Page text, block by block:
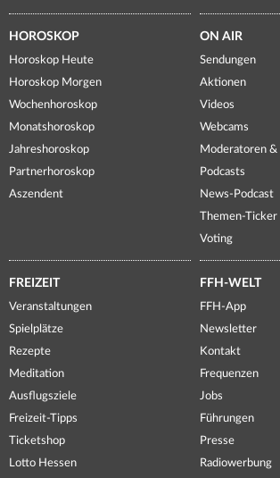
HOROSKOP
Horoskop Heute
Horoskop Morgen
Wochenhoroskop
Monatshoroskop
Jahreshoroskop
Partnerhoroskop
Aszendent
ON AIR
Sendungen
Aktionen
Videos
Webcams
Moderatoren &
Podcasts
News-Podcast
Themen-Ticker
Voting
FREIZEIT
Veranstaltungen
Spielplätze
Rezepte
Meditation
Ausflugsziele
Freizeit-Tipps
Ticketshop
Lotto Hessen
FFH-WELT
FFH-App
Newsletter
Kontakt
Frequenzen
Jobs
Führungen
Presse
Radiowerbung